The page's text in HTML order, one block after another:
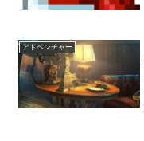
アドベンチャー